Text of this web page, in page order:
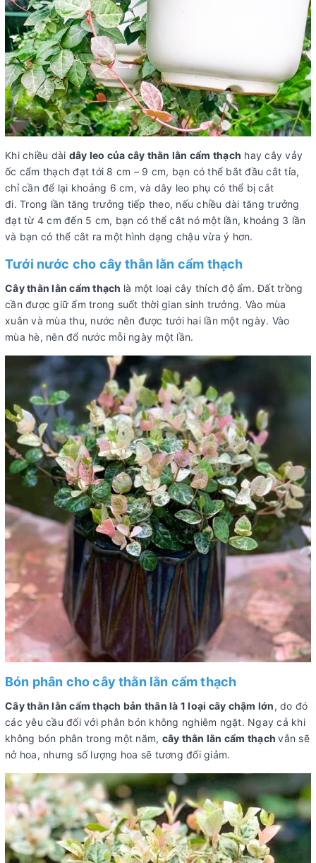
Khi chiều dài dây leo của cây thằn lằn cẩm thạch hay cây vảy
ốc cẩm thạch đạt tới 8 cm – 9 cm, bạn có thể bắt đầu cắt tỉa,
chỉ cần để lại khoảng 6 cm, và dây leo phụ có thể bị cắt
đi. Trong lần tăng trưởng tiếp theo, nếu chiều dài tăng trưởng
đạt từ 4 cm đến 5 cm, bạn có thể cắt nó một lần, khoảng 3 lần
và bạn có thể cắt ra một hình dạng chậu vừa ý hơn.
Tưới nước cho cây thằn lằn cẩm thạch
Cây thằn lằn cẩm thạch là một loại cây thích độ ẩm. Đất trồng
cần được giữ ẩm trong suốt thời gian sinh trưởng. Vào mùa
xuân và mùa thu, nước nên được tưới hai lần một ngày. Vào
mùa hè, nên đổ nước mỗi ngày một lần.
Bón phân cho cây thằn lằn cẩm thạch
Cây thằn lằn cẩm thạch bản thân là 1 loại cây chậm lớn, do đó
các yêu cầu đối với phân bón không nghiêm ngặt. Ngay cả khi
không bón phân trong một năm, cây thằn lằn cẩm thạchvẫn sẽ
nở hoa, nhưng số lượng hoa sẽ tương đối giảm.